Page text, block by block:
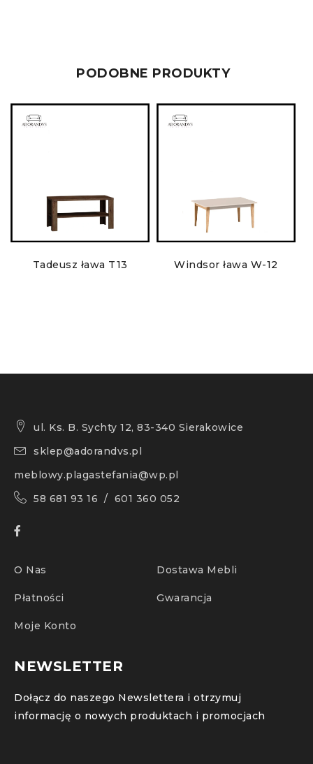
PODOBNE PRODUKTY
Tadeusz ława T13 Windsor ława W-12
ul. Ks. B. Sychty 12, 83-340 Sierakowice
sklep@adorandvs.pl
meblowy.plagastefania@wp.pl
58 681 93 16 / 601 360 052
O Nas Dostawa Mebli
Płatności Gwarancja
Moje Konto
NEWSLETTER
Dołącz do naszego Newslettera i otrzymuj
informację o nowych produktach i promocjach